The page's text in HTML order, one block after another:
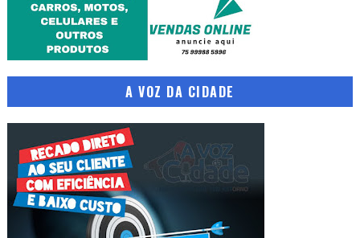
A VOZ DA CIDADE